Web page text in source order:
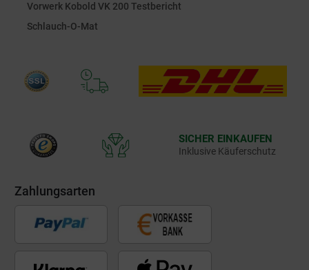
Vorwerk Kobold VK 200 Testbericht
Schlauch-O-Mat
SICHER EINKAUFEN
Inklusive Käuferschutz
Zahlungsarten